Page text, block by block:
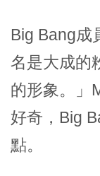
Big Bang成
名是大成的
的形象。」
好奇，Big
點。